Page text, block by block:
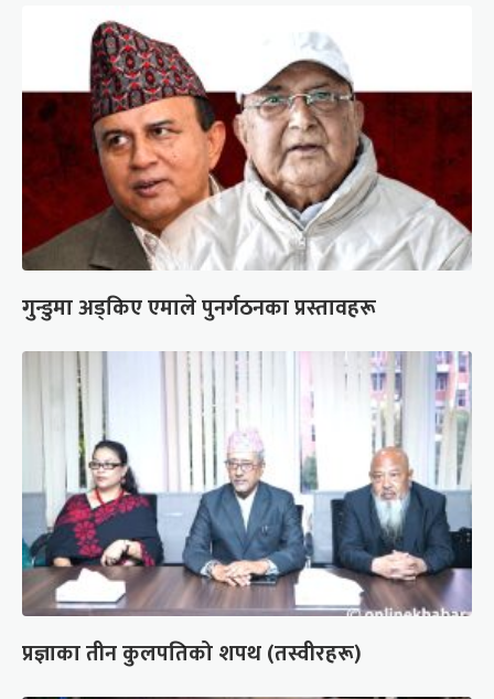
गुन्डुमा अड्किए एमाले पुनर्गठनका प्रस्तावहरू
प्रज्ञाका तीन कुलपतिको शपथ (तस्वीरहरू)